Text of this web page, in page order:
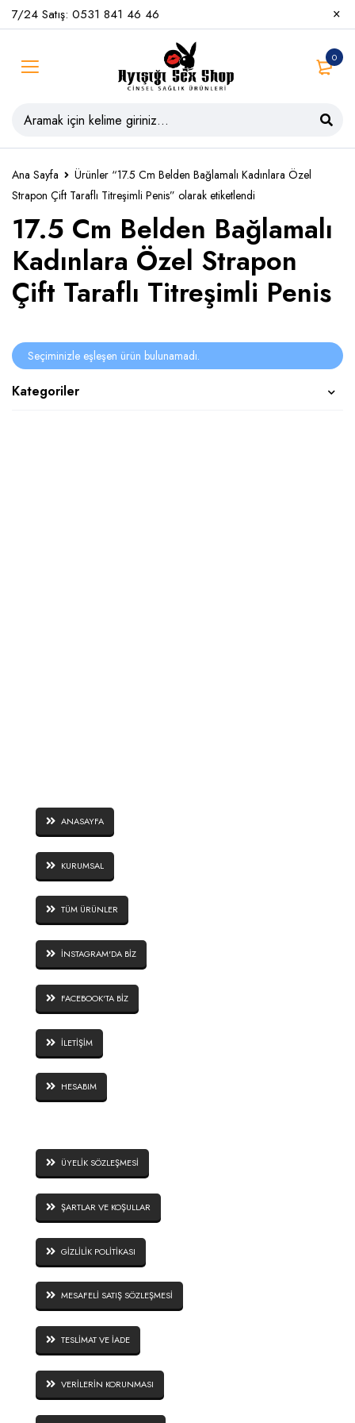
7/24 Satış: 0531 841 46 46
0
Ana Sayfa
Ürünler “17.5 Cm Belden Bağlamalı Kadınlara Özel
Strapon Çift Taraflı Titreşimli Penis” olarak etiketlendi
17.5 Cm Belden Bağlamalı
Kadınlara Özel Strapon
Çift Taraflı Titreşimli Penis
Kategoriler
Seçiminizle eşleşen ürün bulunamadı.
ANASAYFA
KURUMSAL
TÜM ÜRÜNLER
İNSTAGRAM'DA BİZ
FACEBOOK'TA BİZ
İLETİŞİM
HESABIM
ÜYELİK SÖZLEŞMESİ
ŞARTLAR VE KOŞULLAR
GİZLİLİK POLİTİKASI
MESAFELİ SATIŞ SÖZLEŞMESİ
TESLİMAT VE İADE
VERİLERİN KORUNMASI